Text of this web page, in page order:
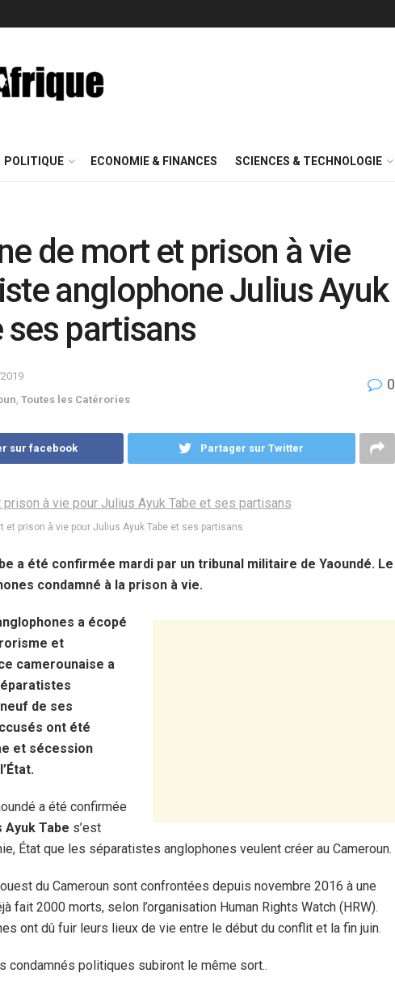
POLITIQUE ECONOMIE & FINANCES SCIENCES & TECHNOLOGIE
de mort et prison à vie
anglophone Julius Ayuk
ses partisans
Toutes les Catérories
0
sur facebook Partager sur Twitter
et prison à vie pour Julius Ayuk Tabe et ses partisans
a été confirmée mardi par un tribunal militaire de Yaoundé. Le
condamné à la prison à vie.
a écopé
et
camerounaise a
de ses
ont été
et sécession
a été confirmée
Ayuk Tabe s’est
État que les séparatistes anglophones veulent créer au Cameroun.
du Cameroun sont confrontées depuis novembre 2016 à une
fait 2000 morts, selon l’organisation Human Rights Watch (HRW).
ont dû fuir leurs lieux de vie entre le début du conflit et la fin juin.
condamnés politiques subiront le même sort..